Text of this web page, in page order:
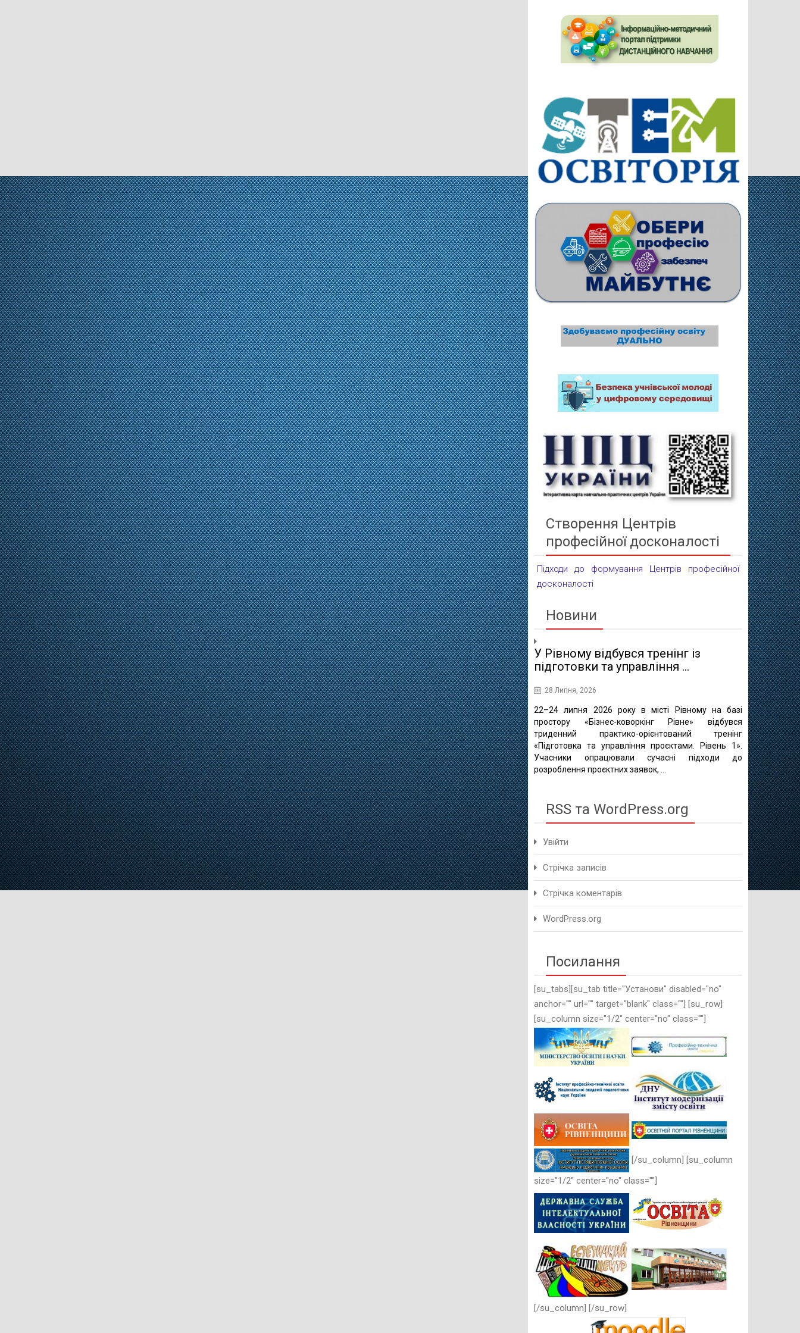
Створення Центрів
професійної досконалості
Підходи до формування Центрів професійної
досконалості
Новини
У Рівному відбувся тренінг із
підготовки та управління ...
28 Липня, 2026
22–24 липня 2026 року в місті Рівному на базі
простору «Бізнес-коворкінг Рівне» відбувся
триденний практико-орієнтований тренінг
«Підготовка та управління проєктами. Рівень 1».
Учасники опрацювали сучасні підходи до
розроблення проєктних заявок, ...
освіти
16 Липня,
10 липня в
відбулася
міста Рівне
методичного
RSS та WordPress.org
Увійти
Стрічка записів
Стрічка коментарів
WordPress.org
Посилання
[su_tabs][su_tab title="Установи" disabled="no"
anchor="" url="" target="blank" class=""] [su_row]
[su_column size="1/2" center="no" class=""]
[/su_column] [su_column
size="1/2" center="no" class=""]
[/su_column] [/su_row]